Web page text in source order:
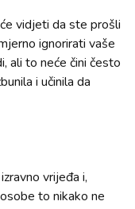
vidjeti da ste prošli
ignorirati vaše
ali to neće čini često
i učinila da
vrijeđa i,
to nikako ne